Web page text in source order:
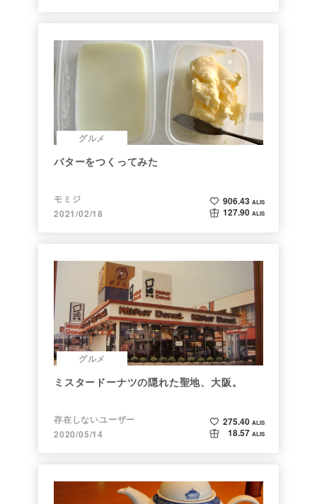
グルメ
バターをつくってみた
モミジ
2021/02/18
906.43 ALIS
127.90 ALIS
グルメ
ミスタードーナツの隠れた聖地、大阪。
存在しないユーザー
2020/05/14
275.40 ALIS
18.57 ALIS